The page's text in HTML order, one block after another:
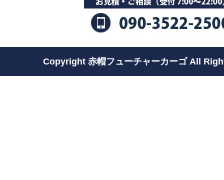
Copyright 赤帽フューチャーカーゴ All